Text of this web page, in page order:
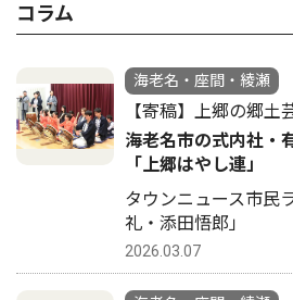
コラム
海老名・座間・綾瀬
【寄稿】上郷の郷土
海老名市の式内社・
「上郷はやし連」
タウンニュース市民
礼・添田悟郎」
2026.03.07